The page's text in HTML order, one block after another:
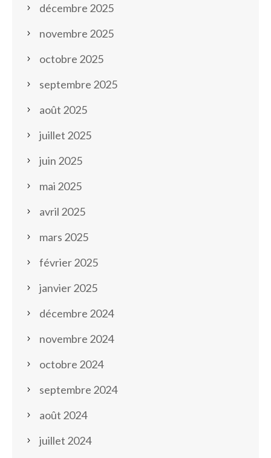
décembre 2025
novembre 2025
octobre 2025
septembre 2025
août 2025
juillet 2025
juin 2025
mai 2025
avril 2025
mars 2025
février 2025
janvier 2025
décembre 2024
novembre 2024
octobre 2024
septembre 2024
août 2024
juillet 2024